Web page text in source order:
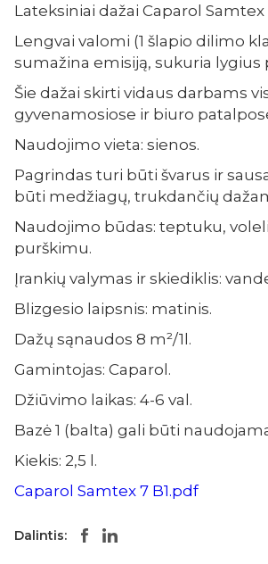
Lateksiniai dažai Caparol Samtex
Lengvai valomi (1 šlapio dilimo
sumažina emisiją, sukuria lygius
Šie dažai skirti vidaus darbams
gyvenamosiose ir biuro
Naudojimo vieta: sienos.
Pagrindas turi būti švarus ir
būti medžiagų, trukdančių
Naudojimo būdas: teptuku,
purškimu.
Įrankių valymas ir skiediklis:
Blizgesio laipsnis: matinis.
Dažų sąnaudos 8 m²/1l.
Gamintojas: Caparol.
Džiūvimo laikas: 4-6 val.
Bazė 1 (balta) gali būti
Kiekis: 2,5 l.
Caparol Samtex 7 B1.pdf
Dalintis: